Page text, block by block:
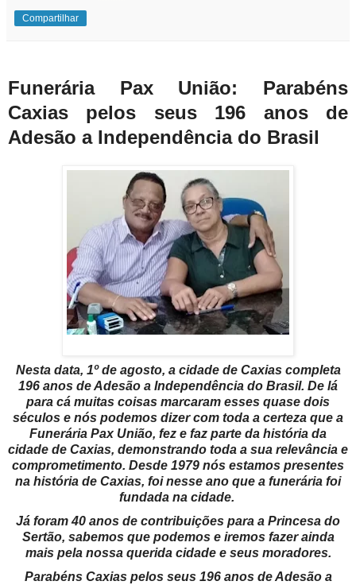
Compartilhar
Funerária Pax União: Parabéns
Caxias pelos seus 196 anos de
Adesão a Independência do Brasil
Nesta data, 1º de agosto, a cidade de Caxias completa
196 anos de Adesão a Independência do Brasil. De lá
para cá muitas coisas marcaram esses quase dois
séculos e nós podemos dizer com toda a certeza que a
Funerária Pax União, fez e faz parte da história da
cidade de Caxias, demonstrando toda a sua relevância e
comprometimento. Desde 1979 nós estamos presentes
na história de Caxias, foi nesse ano que a funerária foi
fundada na cidade.
Já foram 40 anos de contribuições para a Princesa do
Sertão, sabemos que podemos e iremos fazer ainda
mais pela nossa querida cidade e seus moradores.
Parabéns Caxias pelos seus 196 anos de Adesão a